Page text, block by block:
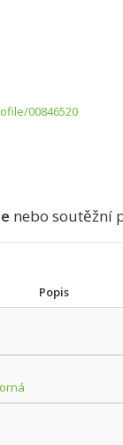
00846520
nebo soutěžní
Popis